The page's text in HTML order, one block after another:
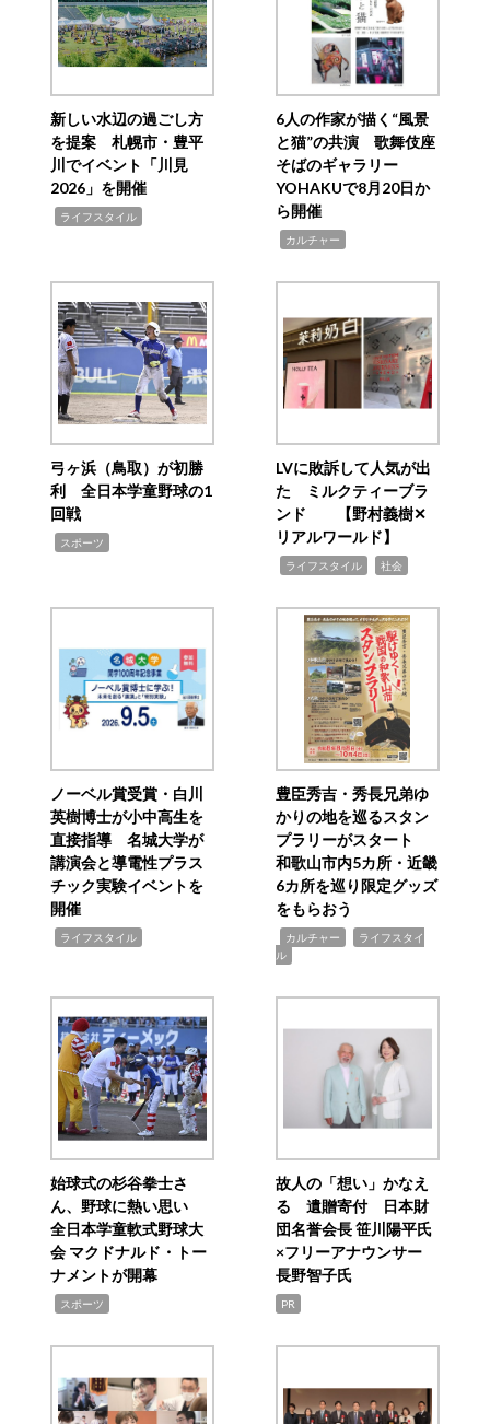
新しい水辺の過ごし方
を提案 札幌市・豊平
川でイベント「川見
2026」を開催
ライフスタイル
6人の作家が描く“風景
と猫”の共演 歌舞伎座
そばのギャラリー
YOHAKUで8月20日か
ら開催
カルチャー
弓ヶ浜（鳥取）が初勝
利 全日本学童野球の1
回戦
スポーツ
LVに敗訴して人気が出
た ミルクティーブラ
ンド 【野村義樹✕
リアルワールド】
ライフスタイル 社会
ノーベル賞受賞・白川
英樹博士が小中高生を
直接指導 名城大学が
講演会と導電性プラス
チック実験イベントを
開催
ライフスタイル
豊臣秀吉・秀長兄弟ゆ
かりの地を巡るスタン
プラリーがスタート
和歌山市内5カ所・近畿
6カ所を巡り限定グッズ
をもらおう
カルチャー
ライフスタイ
ル
始球式の杉谷拳士さ
ん、野球に熱い思い
全日本学童軟式野球大
会 マクドナルド・トー
ナメントが開幕
スポーツ
故人の「想い」かなえ
る 遺贈寄付 日本財
団名誉会長 笹川陽平氏
×フリーアナウンサー
長野智子氏
PR